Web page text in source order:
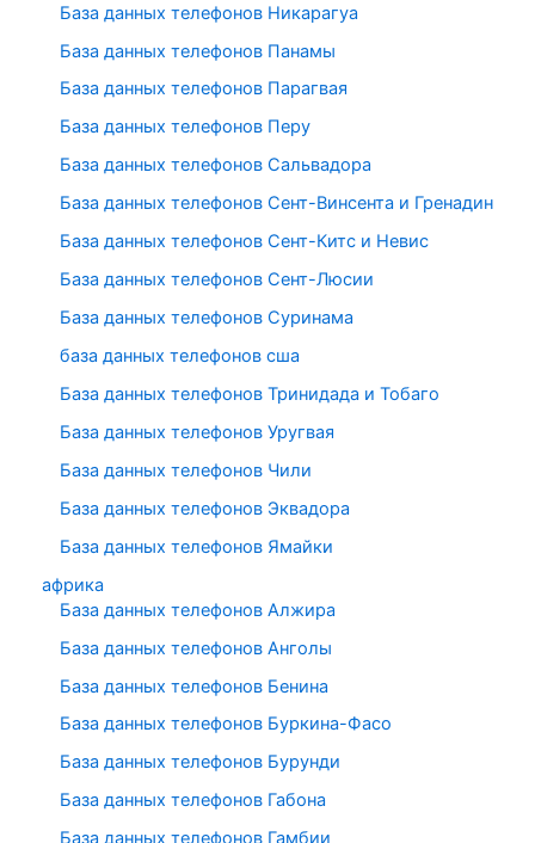
База данных телефонов Никарагуа
База данных телефонов Панамы
База данных телефонов Парагвая
База данных телефонов Перу
База данных телефонов Сальвадора
База данных телефонов Сент-Винсента и Гренадин
База данных телефонов Сент-Китс и Невис
База данных телефонов Сент-Люсии
База данных телефонов Суринама
база данных телефонов сша
База данных телефонов Тринидада и Тобаго
База данных телефонов Уругвая
База данных телефонов Чили
База данных телефонов Эквадора
База данных телефонов Ямайки
африка
База данных телефонов Алжира
База данных телефонов Анголы
База данных телефонов Бенина
База данных телефонов Буркина-Фасо
База данных телефонов Бурунди
База данных телефонов Габона
База данных телефонов Гамбии